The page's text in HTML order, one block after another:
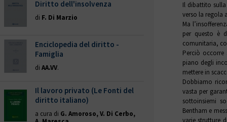
Il dibattito
verso la regola
Ma
per questo è
comunitaria,
Perciò occorre
piano degli
mettere in
Dobbiamo
vasta per
sottoinsiemi
Bentham e
varie strutture
Diritto dell'insolvenza
di F. Di Marzio
Enciclopedia del diritto -
Famiglia
di AA.VV.
Il lavoro privato (Le Fonti del
diritto italiano)
a cura di G. Amoroso, V. Di Cerbo,